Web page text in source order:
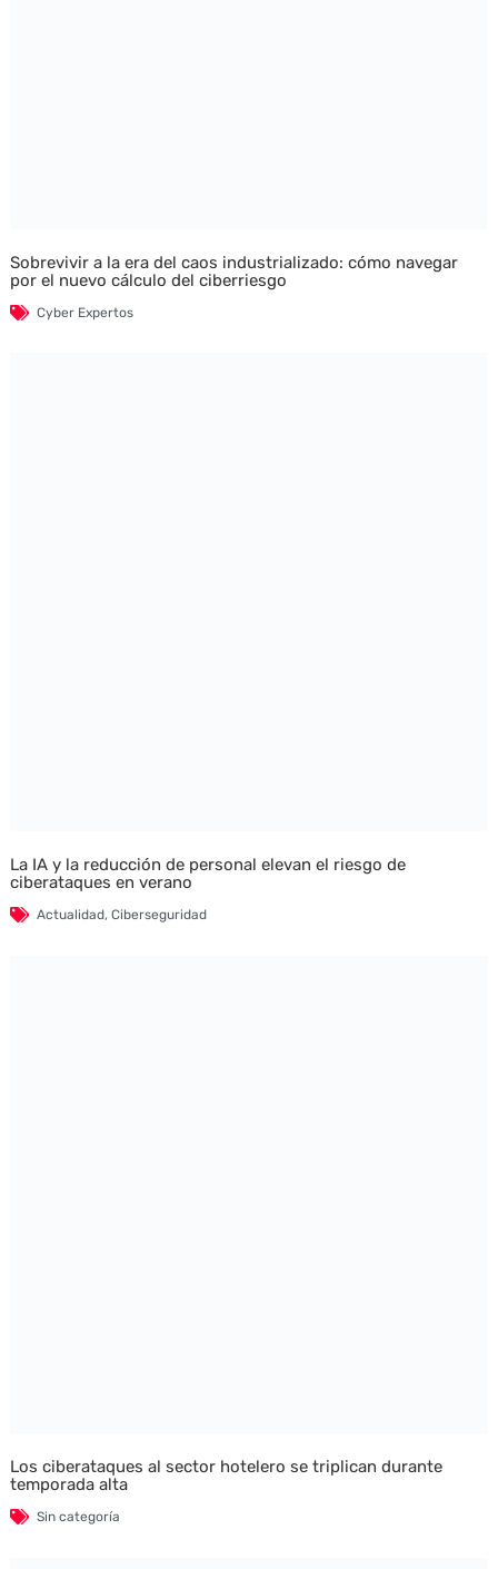
Sobrevivir a la era del caos industrializado: cómo navegar
por el nuevo cálculo del ciberriesgo
Cyber Expertos
La IA y la reducción de personal elevan el riesgo de
ciberataques en verano
Actualidad, Ciberseguridad
Los ciberataques al sector hotelero se triplican durante
temporada alta
Sin categoría